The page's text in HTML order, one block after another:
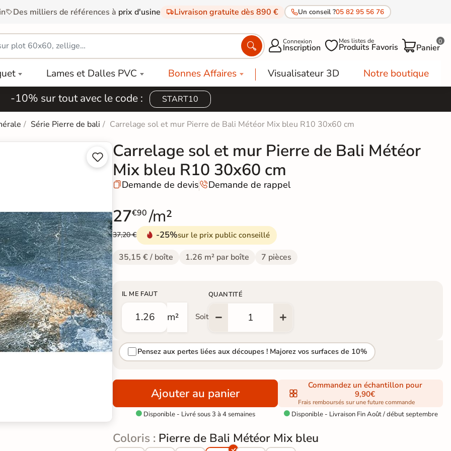
Des milliers de références à prix d'usine Livraison gratuite dès 890 € Un conseil ?05 82 95 56 76
 Connexion
Inscription Mes listes de
Produits Favoris Panier
0
Lames et Dalles PVC Bonnes Affaires Visualisateur 3D Notre boutique
-10% sur tout avec le code : START10
Série Pierre de bali Carrelage sol et mur Pierre de Bali Météor Mix bleu R10 30x60 cm


Carrelage sol et mur Pierre de Bali Météor
Mix bleu R10 30x60 cm
Demande de devisDemande de rappel
27€90 /m²
37,20 € -25%sur le prix public conseillé
35,15 € / boîte 1.26 m² par boîte 7 pièces
IL ME FAUT
m² Soit
QUANTITÉ
Pensez aux pertes liées aux découpes ! Majorez vos surfaces de 10%
Ajouter au panier
 Disponible - Livré sous 3 à 4 semaines
Commandez un échantillon pour
9,90€
Frais remboursés sur une future commande
Disponible - Livraison Fin Août / début septembre
Coloris : Pierre de Bali Météor Mix bleu